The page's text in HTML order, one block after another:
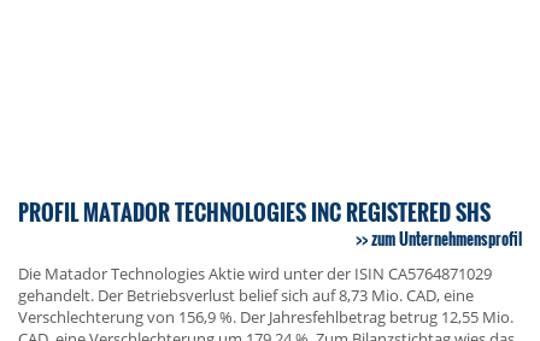
PROFIL MATADOR TECHNOLOGIES INC REGISTERED SHS
zum Unternehmensprofil
Die Matador Technologies Aktie wird unter der ISIN CA5764871029
gehandelt. Der Betriebsverlust belief sich auf 8,73 Mio. CAD, eine
Verschlechterung von 156,9 %. Der Jahresfehlbetrag betrug 12,55 Mio.